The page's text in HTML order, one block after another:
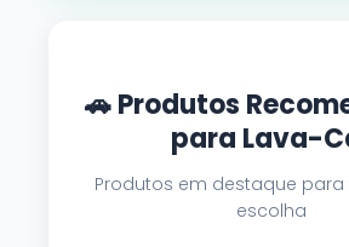
🚗 Produtos
para Lava-
Produtos em destaque para
escolha